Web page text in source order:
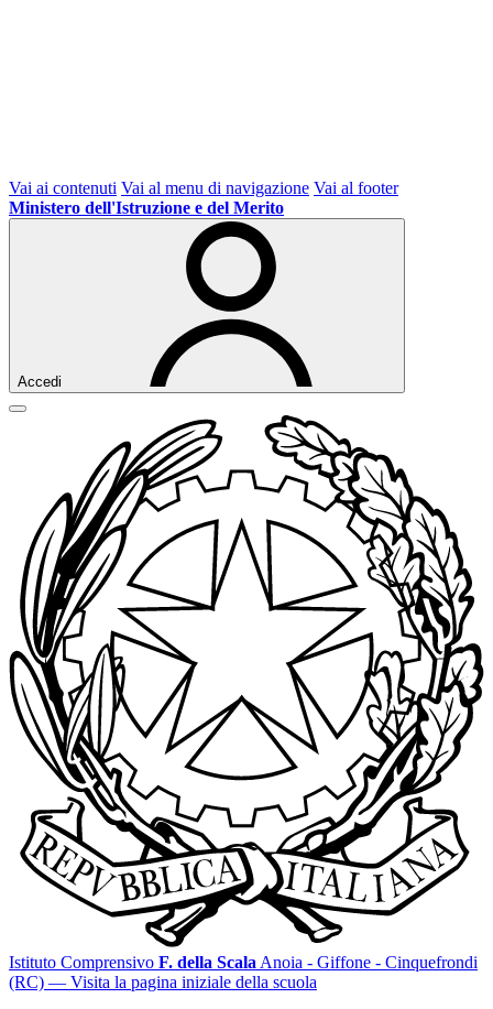
Vai ai contenuti Vai al menu di navigazione Vai al footer
Ministero dell'Istruzione e del Merito
Accedi
Istituto Comprensivo F. della Scala Anoia - Giffone - Cinquefrondi
(RC) — Visita la pagina iniziale della scuola